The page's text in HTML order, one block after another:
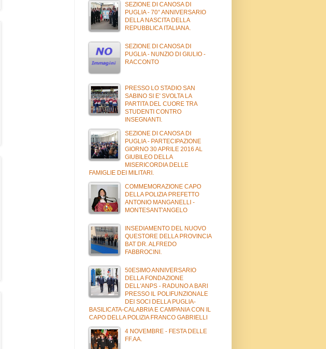
SEZIONE DI CANOSA DI
PUGLIA - 70° ANNIVERSARIO
DELLA NASCITA DELLA
REPUBBLICA ITALIANA.
SEZIONE DI CANOSA DI
PUGLIA - NUNZIO DI GIULIO -
RACCONTO
PRESSO LO STADIO SAN
SABINO SI E' SVOLTA LA
PARTITA DEL CUORE TRA
STUDENTI CONTRO
INSEGNANTI.
SEZIONE DI CANOSA DI
PUGLIA - PARTECIPAZIONE
GIORNO 30 APRILE 2016 AL
GIUBILEO DELLA
MISERICORDIA DELLE
FAMIGLIE DEI MILITARI.
COMMEMORAZIONE CAPO
DELLA POLIZIA PREFETTO
ANTONIO MANGANELLI -
MONTESANT'ANGELO
INSEDIAMENTO DEL NUOVO
QUESTORE DELLA PROVINCIA
BAT DR. ALFREDO
FABBROCINI.
50ESIMO ANNIVERSARIO
DELLA FONDAZIONE
DELL'ANPS - RADUNO A BARI
PRESSO IL POLIFUNZIONALE
DEI SOCI DELLA PUGLIA-
BASILICATA-CALABRIA E CAMPANIA CON IL
CAPO DELLA POLIZIA FRANCO GABRIELLI
4 NOVEMBRE - FESTA DELLE
FF.AA.